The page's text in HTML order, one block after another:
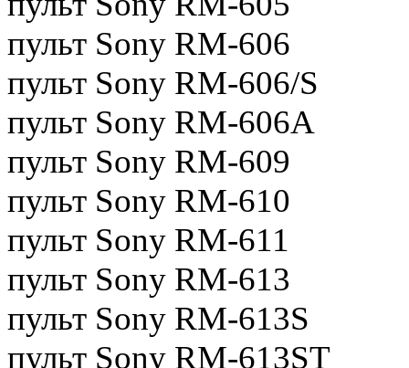
пульт Sony RM-606
пульт Sony RM-606/S
пульт Sony RM-606A
пульт Sony RM-609
пульт Sony RM-610
пульт Sony RM-611
пульт Sony RM-613
пульт Sony RM-613S
пульт Sony RM-613ST